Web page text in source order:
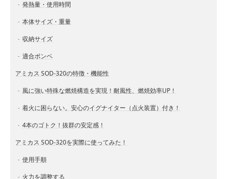
発熱量・使用時間
本体サイズ・重量
収納サイズ
適合ボンベ
アミカス SOD-320の特徴・機能性
風に強い特殊な燃焼構造を実現！耐風性、燃焼効率UP！
着火に困らない。安心のイグナイター（点火装置）付き！
4本のゴトク！抜群の安定感！
アミカス SOD-320を実際に使ってみた！
使用手順
火力を調整する